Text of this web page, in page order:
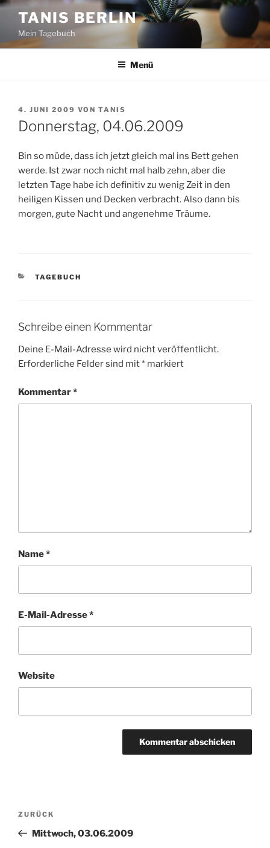
Zum
Inhalt
springen
TANIS BERLIN
Mein Tagebuch
Menü
VERÖFFENTLICHT
AM
4. JUNI 2009 VON TANIS
Donnerstag, 04.06.2009
Bin so müde, dass ich jetzt gleich mal ins Bett gehen
werde. Ist zwar noch nicht mal halb zehn, aber die
letzten Tage habe ich definitiv zu wenig Zeit in den
heiligen Kissen und Decken verbracht. Also dann bis
morgen, gute Nacht und angenehme Träume.
KATEGORIEN
TAGEBUCH
Schreibe einen Kommentar
Deine E-Mail-Adresse wird nicht veröffentlicht.
Erforderliche Felder sind mit* markiert
Kommentar*
Name*
E-Mail-Adresse*
Website
Beitragsnavigation
Vorheriger
Beitrag
ZURÜCK
Mittwoch, 03.06.2009